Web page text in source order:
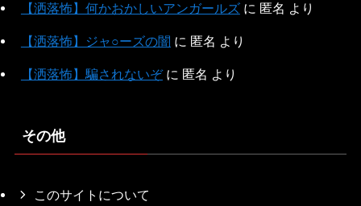
【洒落怖】何かおかしいアンガールズに 匿名 より
【洒落怖】ジャ○ーズの闇 に 匿名 より
【洒落怖】騙されないぞに 匿名 より
その他
このサイトについて